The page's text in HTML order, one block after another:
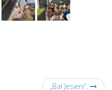
„Bal Jesieni”.